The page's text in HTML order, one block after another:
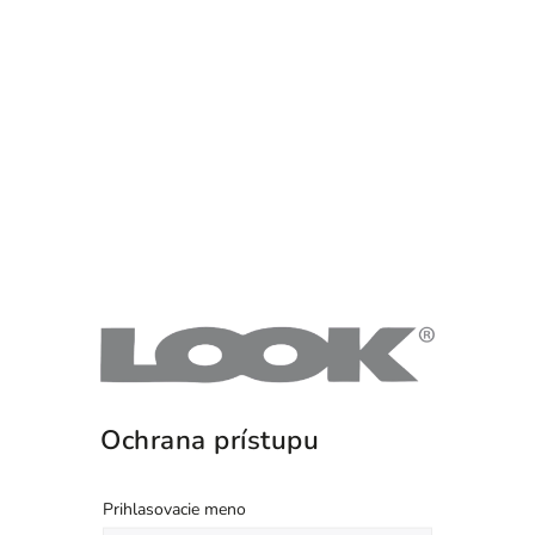
Ochrana prístupu
Prihlasovacie meno